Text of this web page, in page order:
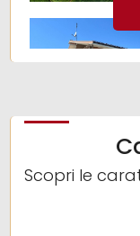
Scopri le
Qualsiasi
2
3